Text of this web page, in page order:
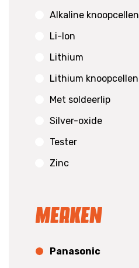
Alkaline knoopcellen
Li-Ion
Lithium
Lithium knoopcellen
Met soldeerlip
Silver-oxide
Tester
Zinc
Merken
Panasonic